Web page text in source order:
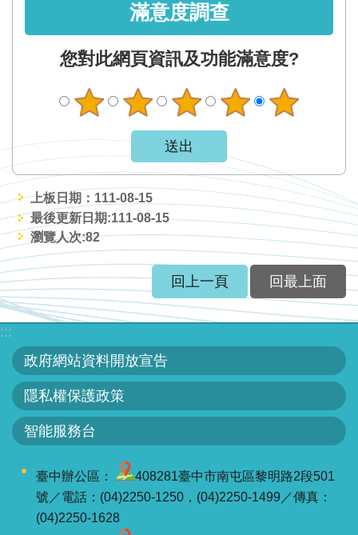
資
訊
服
務
關
於
本
署
網
站
導
覽
回
首
滿意度調查
您對此網頁資訊及功能滿意度?
上板日期：111-08-15
最後更新日期:111-08-15
瀏覽人次:82
回上一頁 回最上面
:::
政府網站資料開放宣告
隱私權保護政策
智能服務台
臺中辦公區：
408281臺中市南屯區黎明路2段501
號／電話：(04)2250-1250，(04)2250-1499／傳真：
(04)2250-1628